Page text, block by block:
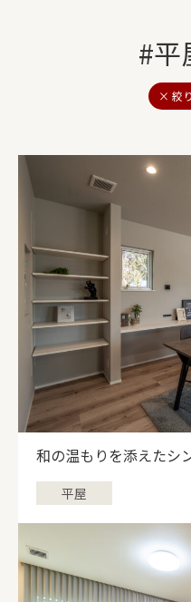
#平
× 絞
和の温もりを添えたシ
平屋